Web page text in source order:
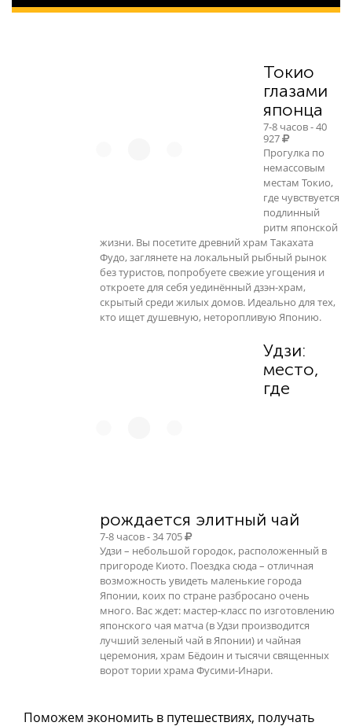
Токио
глазами
японца
7-8 часов - 40
927
Прогулка по
немассовым
местам Токио,
где чувствуется
подлинный
ритм японской
жизни. Вы посетите древний храм Такахата
Фудо, заглянете на локальный рыбный рынок
без туристов, попробуете свежие угощения и
откроете для себя уединённый дзэн-храм,
скрытый среди жилых домов. Идеально для тех,
кто ищет душевную, неторопливую Японию.
Удзи:
место,
где
рождается элитный чай
7-8 часов - 34 705
Удзи – небольшой городок, расположенный в
пригороде Киото. Поездка сюда – отличная
возможность увидеть маленькие города
Японии, коих по стране разбросано очень
много. Вас ждет: мастер-класс по изготовлению
японского чая матча (в Удзи производится
лучший зеленый чай в Японии) и чайная
церемония, храм Бёдоин и тысячи священных
ворот тории храма Фусими-Инари.
Поможем экономить в путешествиях, получать